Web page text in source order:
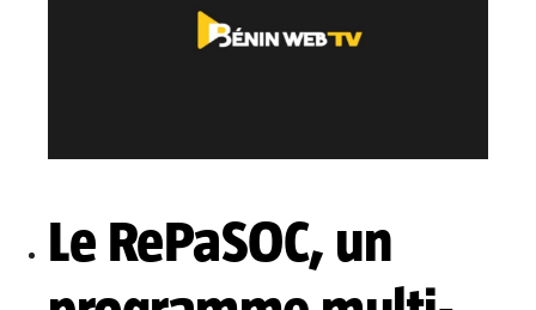
Le RePaSOC, un